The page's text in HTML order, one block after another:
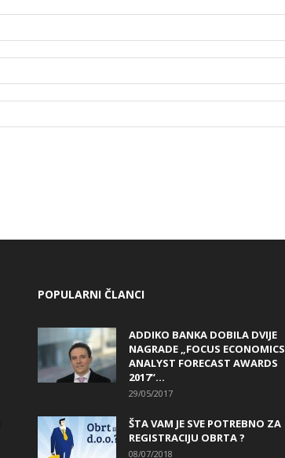
POPULARNI ČLANCI
ADDIKO BANKA DOBILA DVIJE
NAGRADE „FOCUS ECONOMICS
ANALYST FORECAST AWARDS
2017“...
29/05/2017
ŠTA VAM JE SVE POTREBNO ZA
REGISTRACIJU OBRTA ?
08/07/2018